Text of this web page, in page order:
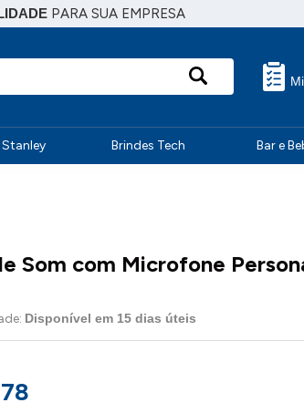
PARA SUA EMPRESA
Brindes Tech Bar e
Som com Microfone
Disponível em 15 dias úteis